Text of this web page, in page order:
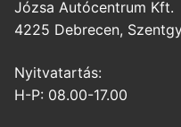
Józsa Autócentrum Kft.
4225 Debrecen,
Nyitvatartás:
H-P: 08.00-17.00